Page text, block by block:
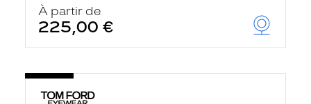
À partir de
225,00 €